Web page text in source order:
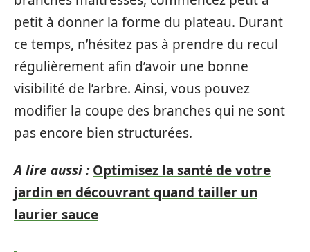
petit à donner la forme du plateau. Durant
ce temps, n’hésitez pas à prendre du recul
régulièrement afin d’avoir une bonne
visibilité de l’arbre. Ainsi, vous pouvez
modifier la coupe des branches qui ne sont
pas encore bien structurées.
A lire aussi : Optimisez la santé de votre
jardin en découvrant quand tailler un
laurier sauce